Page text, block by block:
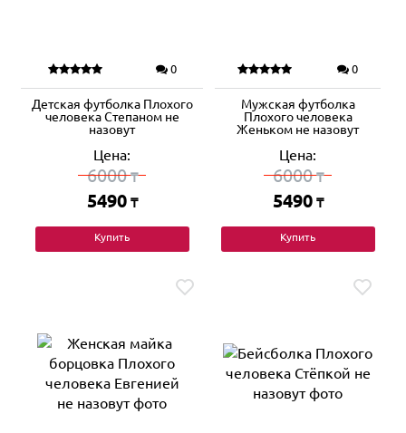
0
Детская футболка Плохого
человека Степаном не
назовут
Цена:
6000₸
5490 ₸
Купить
0
Мужская футболка
Плохого человека
Женьком не назовут
Цена:
6000₸
5490 ₸
Купить